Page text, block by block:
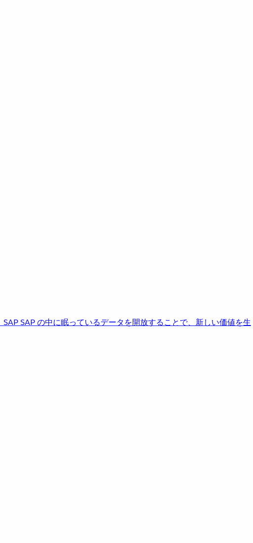
SAPSAP の中に眠っているデータを開放することで、新しい価値を生